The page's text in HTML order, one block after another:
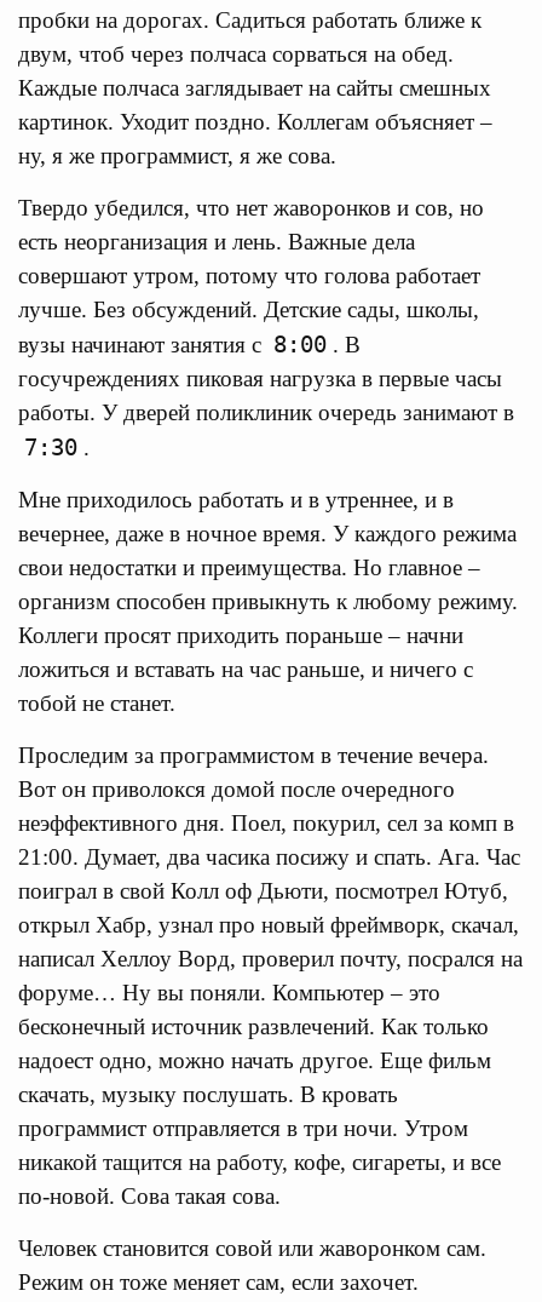
пробки на дорогах. Садиться работать ближе к
двум, чтоб через полчаса сорваться на обед.
Каждые полчаса заглядывает на сайты смешных
картинок. Уходит поздно. Коллегам объясняет –
ну, я же программист, я же сова.
Твердо убедился, что нет жаворонков и сов, но
есть неорганизация и лень. Важные дела
совершают утром, потому что голова работает
лучше. Без обсуждений. Детские сады, школы,
вузы начинают занятия с 8:00 . В
госучреждениях пиковая нагрузка в первые часы
работы. У дверей поликлиник очередь занимают в
7:30 .
Мне приходилось работать и в утреннее, и в
вечернее, даже в ночное время. У каждого режима
свои недостатки и преимущества. Но главное –
организм способен привыкнуть к любому режиму.
Коллеги просят приходить пораньше – начни
ложиться и вставать на час раньше, и ничего с
тобой не станет.
Проследим за программистом в течение вечера.
Вот он приволокся домой после очередного
неэффективного дня. Поел, покурил, сел за комп в
21:00. Думает, два часика посижу и спать. Ага. Час
поиграл в свой Колл оф Дьюти, посмотрел Ютуб,
открыл Хабр, узнал про новый фреймворк, скачал,
написал Хеллоу Ворд, проверил почту, посрался на
форуме… Ну вы поняли. Компьютер – это
бесконечный источник развлечений. Как только
надоест одно, можно начать другое. Еще фильм
скачать, музыку послушать. В кровать
программист отправляется в три ночи. Утром
никакой тащится на работу, кофе, сигареты, и все
по-новой. Сова такая сова.
Человек становится совой или жаворонком сам.
Режим он тоже меняет сам, если захочет.